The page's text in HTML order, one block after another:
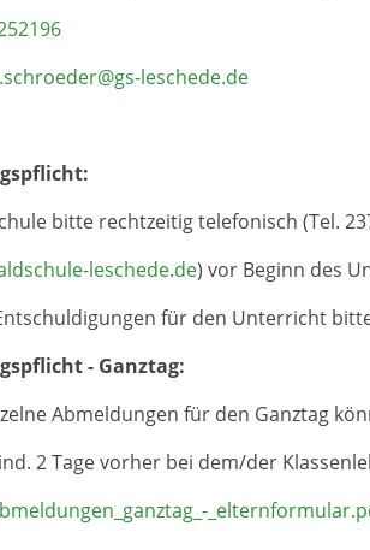
leschede.de
bitte rechtzeitig telefonisch (Tel.
leschede.de) vor Beginn des
für den Unterricht
- Ganztag:
Abmeldungen für den Ganztag
2 Tage vorher bei dem/der